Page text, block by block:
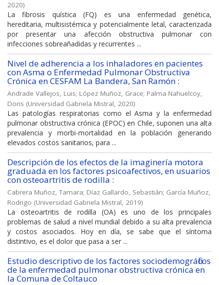
2020)
La fibrosis quística (FQ) es una enfermedad genética,
hereditaria, multisistémica y potencialmente letal, caracterizada
por presentar una afección obstructiva pulmonar con
infecciones sobreañadidas y recurrentes ...
Nivel de adherencia a los inhaladores en pacientes
con Asma o Enfermedad Pulmonar Obstructiva
Crónica en CESFAM La Bandera, San Ramón :
Andrade Vallejos, Luis; López Muñoz, Grace; Palma Nahuelcoy,
Doris (Universidad Gabriela Mistral, 2020)
Las patologías respiratorias como el Asma y la enfermedad
pulmonar obstructiva crónica (EPOC) en Chile, suponen una alta
prevalencia y morbi-mortalidad en la población generando
elevados costos sanitarios, para ...
Descripción de los efectos de la imaginería motora
graduada en los factores psicoafectivos, en usuarios
con osteoartritis de rodilla :
Cabrera Muñoz, Tamara; Díaz Gallardo, Sebastián; García Muñoz,
Rodrigo (Universidad Gabriela Mistral, 2019)
La osteoartritis de rodilla (OA) es uno de los principales
problemas de salud a nivel mundial debido a su alta prevalencia
y costos asociados. Hoy en día, se sabe que el síntoma
distintivo, es el dolor que pasa a ser ...
Estudio descriptivo de los factores sociodemográficos
de la enfermedad pulmonar obstructiva crónica en
la Comuna de Coltauco